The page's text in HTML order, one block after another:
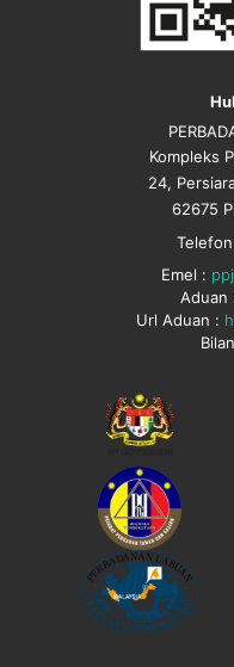
Kompleks
24,
62675
Emel :
Aduan
Url Aduan :